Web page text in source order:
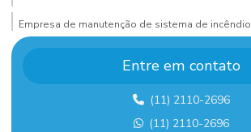
Empresa de manutenção de sistema de incêndio
Empresa de montagem de estrutura metalica
Empresa de montagem industrial
Entre em contato
(11) 2110-2696
(11) 2110-2696